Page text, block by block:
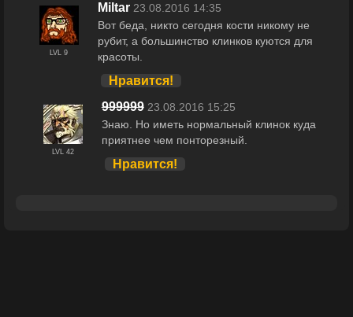
LVL 9
Miltar 23.08.2016 14:35
Вот беда, никто сегодня кости никому не
рубит, а большинство клинков куются для
красоты.
Нравится!
LVL 42
999999 23.08.2016 15:25
Знаю. Но иметь нормальный клинок куда
приятнее чем понторезный.
Нравится!